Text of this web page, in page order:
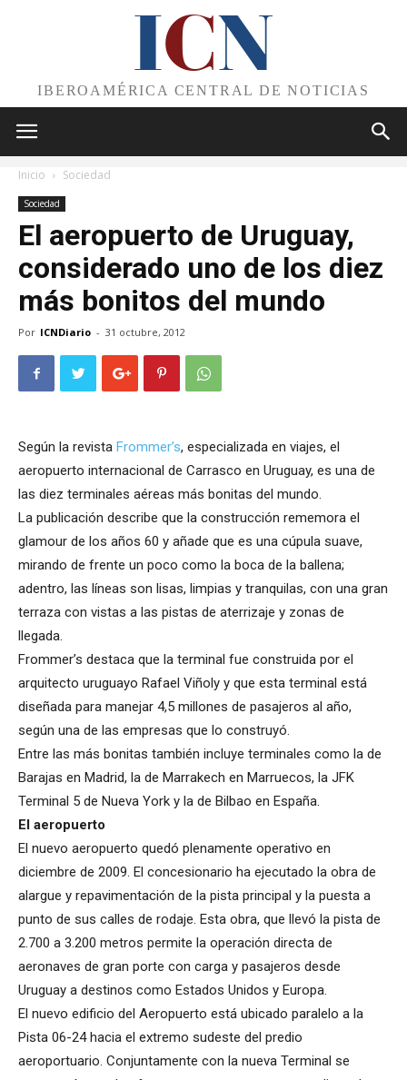
ICN
IBEROAMÉRICA CENTRAL DE NOTICIAS
Inicio Sociedad
Sociedad
El aeropuerto de Uruguay,
considerado uno de los diez
más bonitos del mundo
Por ICNDiario - 31 octubre, 2012
Según la revista Frommer’s, especializada en viajes, el
aeropuerto internacional de Carrasco en Uruguay, es una de
las diez terminales aéreas más bonitas del mundo.
La publicación describe que la construcción rememora el
glamour de los años 60 y añade que es una cúpula suave,
mirando de frente un poco como la boca de la ballena;
adentro, las líneas son lisas, limpias y tranquilas, con una gran
terraza con vistas a las pistas de aterrizaje y zonas de
llegada.
Frommer’s destaca que la terminal fue construida por el
arquitecto uruguayo Rafael Viñoly y que esta terminal está
diseñada para manejar 4,5 millones de pasajeros al año,
según una de las empresas que lo construyó.
Entre las más bonitas también incluye terminales como la de
Barajas en Madrid, la de Marrakech en Marruecos, la JFK
Terminal 5 de Nueva York y la de Bilbao en España.
El aeropuerto
El nuevo aeropuerto quedó plenamente operativo en
diciembre de 2009. El concesionario ha ejecutado la obra de
alargue y repavimentación de la pista principal y la puesta a
punto de sus calles de rodaje. Esta obra, que llevó la pista de
2.700 a 3.200 metros permite la operación directa de
aeronaves de gran porte con carga y pasajeros desde
Uruguay a destinos como Estados Unidos y Europa.
El nuevo edificio del Aeropuerto está ubicado paralelo a la
Pista 06-24 hacia el extremo sudeste del predio
aeroportuario. Conjuntamente con la nueva Terminal se